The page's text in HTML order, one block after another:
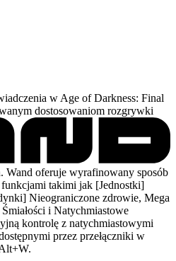
w Age of Darkness: Final
dostosowaniom rozgrywki
oferuje wyrafinowany sposób
takimi jak [Jednostki]
Nieograniczone zdrowie, Mega
i Natychmiastowe
kontrolę z natychmiastowymi
przez przełączniki w